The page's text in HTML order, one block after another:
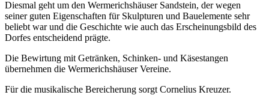
Diesmal geht um den Wermerichshäuser Sandstein, der wegen
seiner guten Eigenschaften für Skulpturen und Bauelemente sehr
beliebt war und die Geschichte wie auch das Erscheinungsbild des
Dorfes entscheidend prägte.
Die Bewirtung mit Getränken, Schinken- und Käsestangen
übernehmen die Wermerichshäuser Vereine.
Für die musikalische Bereicherung sorgt Cornelius Kreuzer.